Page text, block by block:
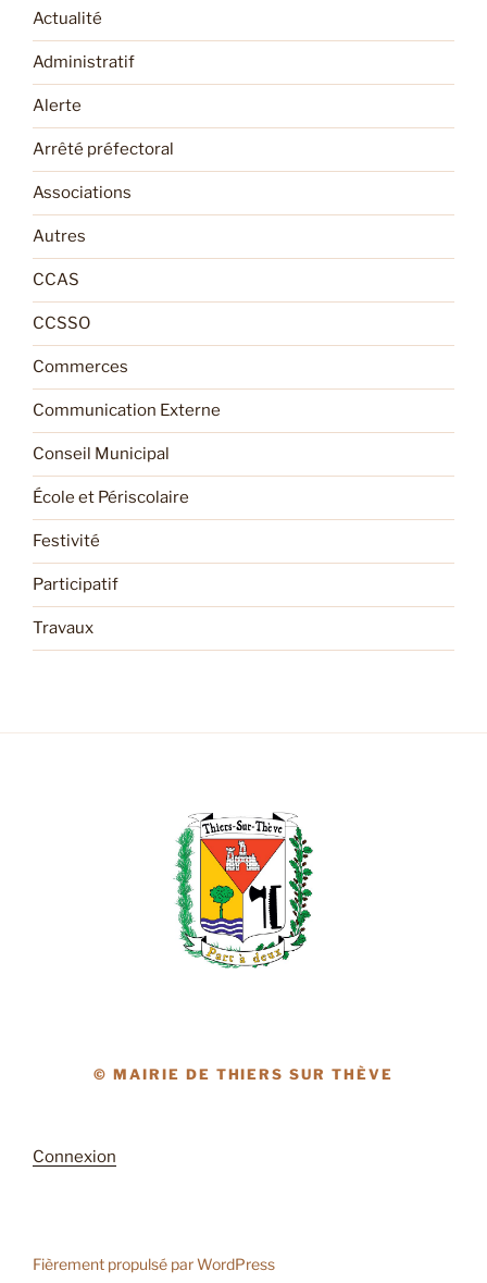
Actualité
Administratif
Alerte
Arrêté préfectoral
Associations
Autres
CCAS
CCSSO
Commerces
Communication Externe
Conseil Municipal
École et Périscolaire
Festivité
Participatif
Travaux
© MAIRIE DE THIERS SUR THÈVE
Connexion
Fièrement propulsé par WordPress